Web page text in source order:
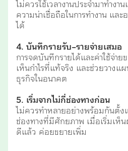
ไม่ควรใช้เวลางานประจำมาทำงา
ความน่าเชื่อถือในการทำงาน แล
ได้
4. บันทึกรายรับ–รายจ่ายเสมอ
การจดบันทึกรายได้และค่าใช้จ่าย
เห็นกำไรที่แท้จริง และช่วยวางแ
ธุรกิจในอนาคต
5. เริ่มจากไม่กี่ช่องทางก่อน
ไม่ควรทำหลายอย่างพร้อมกันตั้ง
ช่องทางที่มีศักยภาพ เมื่อเริ่มเห็น
ดีแล้ว ค่อยขยายเพิ่ม